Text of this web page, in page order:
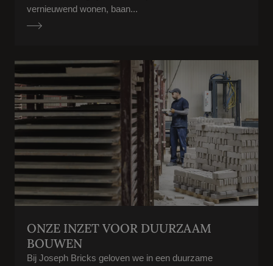
vernieuwend wonen, baan...
ONZE INZET VOOR DUURZAAM
BOUWEN
Bij Joseph Bricks geloven we in een duurzame